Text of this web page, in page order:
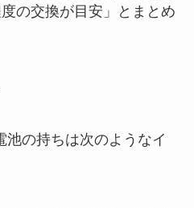
の交換が目安」とまとめ
池の持ちは次のようなイ